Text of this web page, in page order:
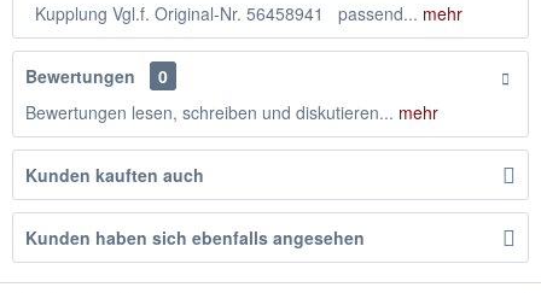
Kupplung Vgl.f. Original-Nr. 56458941 passend... mehr
Bewertungen
0
Bewertungen lesen, schreiben und diskutieren... mehr
Kunden kauften auch
Kunden haben sich ebenfalls angesehen